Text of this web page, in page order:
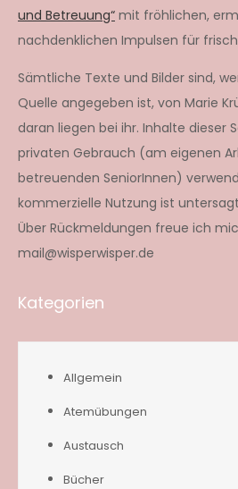
und Betreuung“ mit fröhlichen,
nachdenklichen Impulsen für
Sämtliche Texte und Bilder sind,
Quelle angegeben ist, von Marie
daran liegen bei ihr. Inhalte dieser
privaten Gebrauch (am eigenen
betreuenden SeniorInnen)
kommerzielle Nutzung ist
Über Rückmeldungen freue ich
mail@wisperwisper.de
Kategorien
Allgemein
Atemübungen
Austausch
Bücher